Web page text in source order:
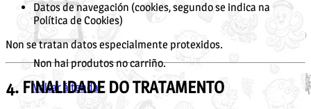
Non hai produtos no carriño.
Voltar á tenda
Datos de navegación (cookies, segundo se indica na
Política de Cookies)
Non se tratan datos especialmente protexidos.
4. FINALIDADE DO TRATAMENTO